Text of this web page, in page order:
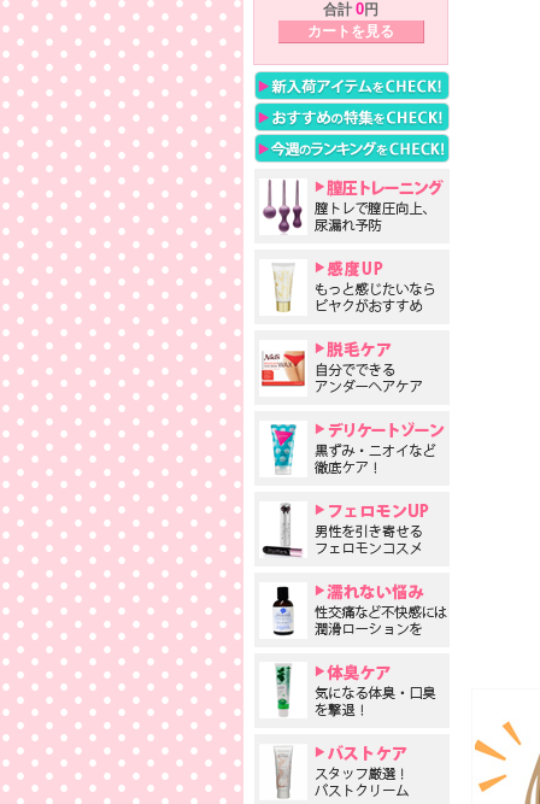
合計 0円
カートを見る